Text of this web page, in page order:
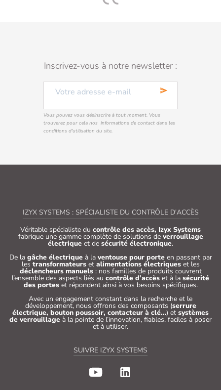
Inscrivez-vous à notre newsletter :
send
Vous pouvez vous désinscrire à tout moment. Vous
trouverez pour cela nos informations de contact dans les
conditions d'utilisation du site.
IZYX SYSTEMS : SPÉCIALISTE DU CONTRÔLE D'ACCÈS
Véritable spécialiste du contrôle des accès, Izyx Systems
fabrique une gamme complète de solutions de verrouillage
électrique et de sécurité électronique.
De la gâche électriqueà la ventouse pour porteen passant par
les transformateurset alimentations électriqueset les
déclencheurs manuels: nos familles de produits couvrent
l’ensemble des aspects liés au contrôle d’accès et à la sécurité
des porteset répondent ainsi à vos besoins spécifiques.
Avec un engagement constant dans la recherche et le
développement, nous offrons des composants (serrure
électrique, bouton poussoir, contacteur à clé…) et systèmes
de verrouillage à la pointe de l’innovation, fiables, faciles à poser
et à utiliser.
SUIVRE IZYX SYSTEMS